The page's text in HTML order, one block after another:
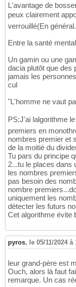
L'avantage de
peux clairement
verrouillé(En
Entre la santé
Un gamin ou une
dacia plutôt que des
jamais les
cul
"L'homme ne vaut
PS:J'ai lalgorithme
premiers en
nombres premier et
de la moitié du
Tu pars du principe
2...tu le places dans
les nombres
pas besoin des
nombre
uniquement les
détecter les futurs
Cet algorithme évite
pyros, le 05/11/2024 à
leur grand-père est
Ouch, alors là faut
remarque. Un cas